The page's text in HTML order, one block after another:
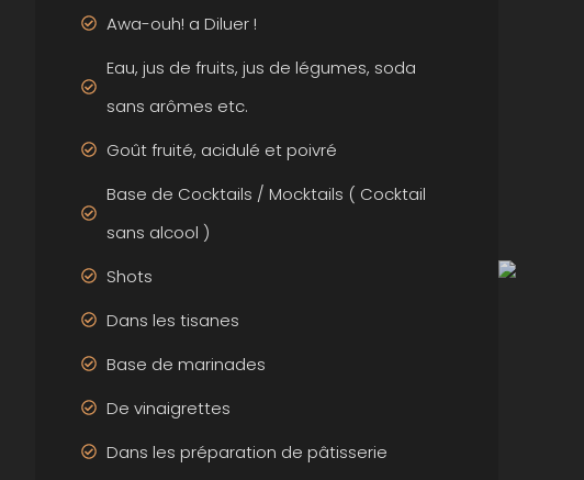
Awa-ouh! a Diluer !
Eau, jus de fruits, jus de légumes, soda
sans arômes etc.
Goût fruité, acidulé et poivré
Base de Cocktails / Mocktails ( Cocktail
sans alcool )
Shots
Dans les tisanes
Base de marinades
De vinaigrettes
Dans les préparation de pâtisserie